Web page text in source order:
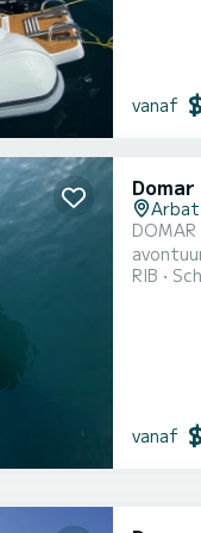
vanaf
Domar
DOMAR
Belangrijkste kenmerken: 1.
RIB
vanaf